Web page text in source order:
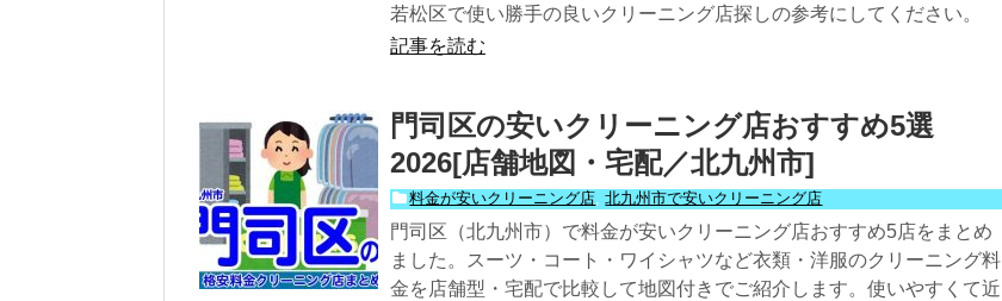
若松区で使い勝手の良いクリーニング店探しの参考にしてください。
記事を読む
門司区の安いクリーニング店おすすめ5選
2026[店舗地図・宅配／北九州市]
料金が安いクリーニング店,北九州市で安いクリーニング店
門司区（北九州市）で料金が安いクリーニング店おすすめ5店をまとめ
ました。スーツ・コート・ワイシャツなど衣類・洋服のクリーニング料
金を店舗型・宅配で比較して地図付きでご紹介します。使いやすくて近